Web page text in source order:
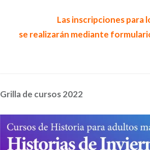
Las inscripciones para
se realizarán mediante
Grilla de cursos 2022